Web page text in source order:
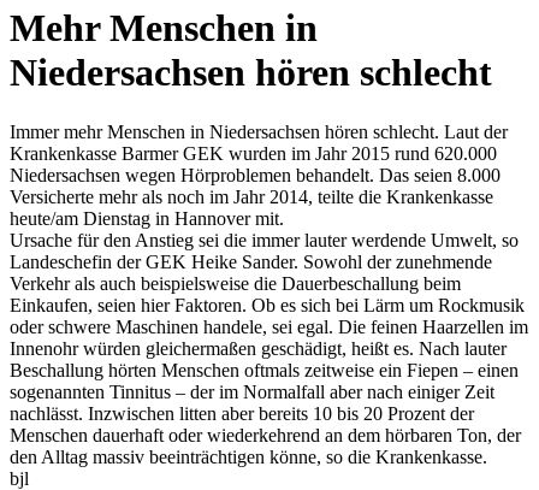
Mehr Menschen in
Niedersachsen hören schlecht
Immer mehr Menschen in Niedersachsen hören schlecht. Laut der
Krankenkasse Barmer GEK wurden im Jahr 2015 rund 620.000
Niedersachsen wegen Hörproblemen behandelt. Das seien 8.000
Versicherte mehr als noch im Jahr 2014, teilte die Krankenkasse
heute/am Dienstag in Hannover mit.
Ursache für den Anstieg sei die immer lauter werdende Umwelt, so
Landeschefin der GEK Heike Sander. Sowohl der zunehmende
Verkehr als auch beispielsweise die Dauerbeschallung beim
Einkaufen, seien hier Faktoren. Ob es sich bei Lärm um Rockmusik
oder schwere Maschinen handele, sei egal. Die feinen Haarzellen im
Innenohr würden gleichermaßen geschädigt, heißt es. Nach lauter
Beschallung hörten Menschen oftmals zeitweise ein Fiepen – einen
sogenannten Tinnitus – der im Normalfall aber nach einiger Zeit
nachlässt. Inzwischen litten aber bereits 10 bis 20 Prozent der
Menschen dauerhaft oder wiederkehrend an dem hörbaren Ton, der
den Alltag massiv beeinträchtigen könne, so die Krankenkasse.
bjl